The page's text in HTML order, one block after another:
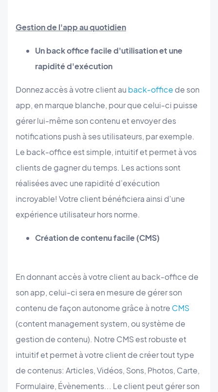
Gestion de l'app au quotidien
Un back office facile d'utilisation et une
rapidité d'exécution
Donnez accès à votre client au back-office de son
app, en marque blanche, pour que celui-ci puisse
gérer lui-même son contenu et envoyer des
notifications push à ses utilisateurs, par exemple.
Le back-office est simple, intuitif et permet à vos
clients de gagner du temps. Les actions sont
réalisées avec une rapidité d’exécution
incroyable! Votre client bénéficiera ainsi d'une
expérience utilisateur hors norme.
Création de contenu facile (CMS)
En donnant accès à votre client au back-office de
son app, celui-ci sera en mesure de gérer son
contenu de façon autonome grâce à notre CMS
(content management system, ou système de
gestion de contenu). Notre CMS est robuste et
intuitif et permet à votre client de créer tout type
de contenus: Articles, Vidéos, Sons, Photos, Carte,
Formulaire, Évènements... Le client peut gérer son